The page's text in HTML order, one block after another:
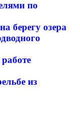
по
берегу озера
из